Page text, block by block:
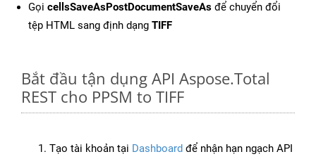
Gọi cellsSaveAsPostDocumentSaveAs để chuyển đổi
tệp HTML sang định dạng TIFF
Bắt đầu tận dụng API Aspose.Total
REST cho PPSM to TIFF
Tạo tài khoản tại Dashboard để nhận hạn ngạch API